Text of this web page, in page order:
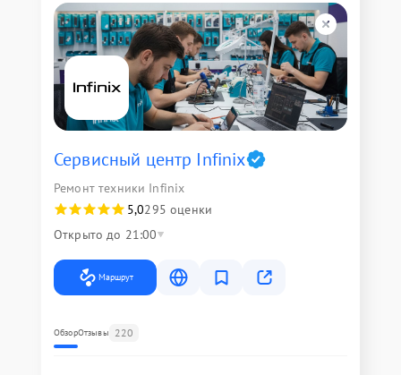
Сервисный центр Infinix
Ремонт техники Infinix
5,0295 оценки
Открыто до 21:00
Маршрут
ОбзорОтзывы 220